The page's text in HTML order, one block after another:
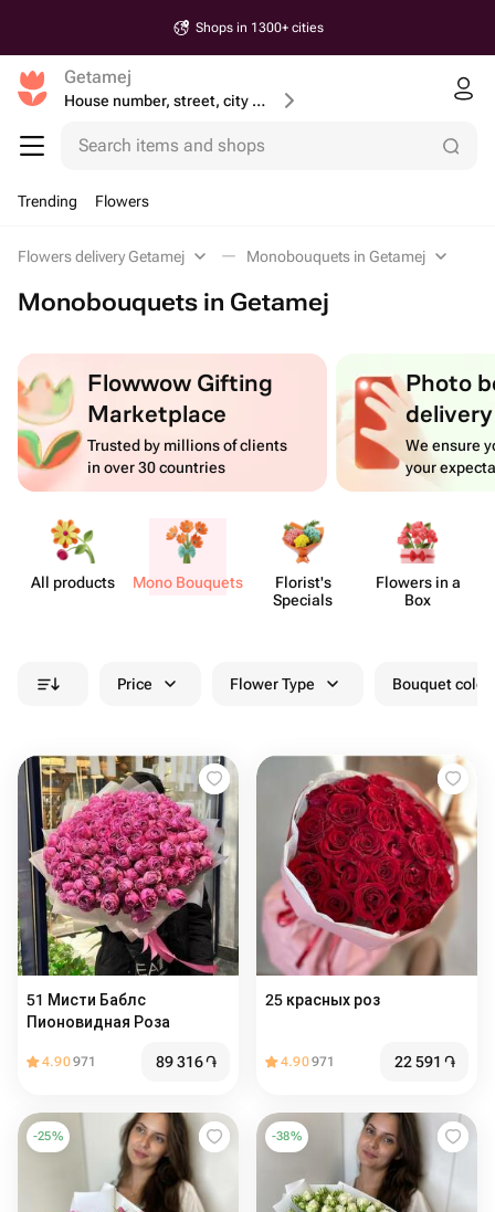
Shops in 1300+ cities
Getamej
House number, street, city or postcode
Search items and shops
Trending Flowers
Flowers delivery Getamej Monobouquets in Getamej
Monobouquets in Getamej
Flowwow Gifting
Marketplace
Trusted by millions of clients
in over 30 countries
Photo
delivery
We ensure
your
All products Mono Bouquets
Florist's
Specials
Flowers in a
Box
Price Flower Type Bouquet
51 Мисти Баблс
Пионовидная Роза
4.90971 89 316֏
25 красных роз
4.90971 22 591 ֏
-25% -38%